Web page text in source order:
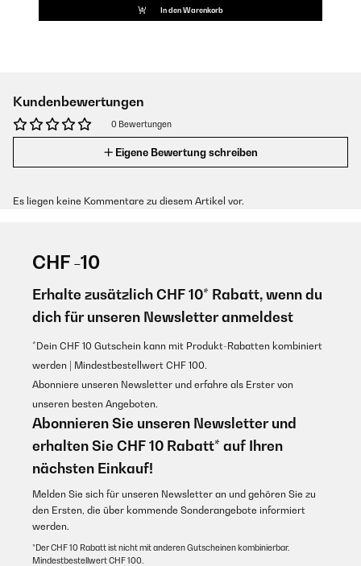
In den Warenkorb
Kundenbewertungen
0 Bewertungen
Eigene Bewertung schreiben
Es liegen keine Kommentare zu diesem Artikel vor.
CHF -10
Erhalte zusätzlich CHF 10* Rabatt, wenn du
dich für unseren Newsletter anmeldest
*Dein CHF 10 Gutschein kann mit Produkt-Rabatten kombiniert
werden | Mindestbestellwert CHF 100.
Abonniere unseren Newsletter und erfahre als Erster von
unseren besten Angeboten.
Abonnieren Sie unseren Newsletter und
erhalten Sie CHF 10 Rabatt* auf Ihren
nächsten Einkauf!
Melden Sie sich für unseren Newsletter an und gehören Sie zu
den Ersten, die über kommende Sonderangebote informiert
werden.
*Der CHF 10 Rabatt ist nicht mit anderen Gutscheinen kombinierbar.
Mindestbestellwert CHF 100.